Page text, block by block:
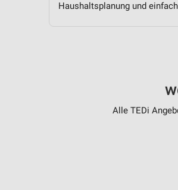
Haushaltsplanung und
Alle TEDi